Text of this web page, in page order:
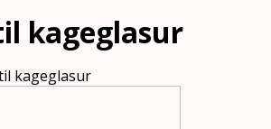
kageglasur
kageglasur